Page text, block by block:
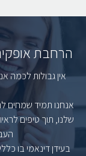
הרחבת
אין גבולות לכמה
אנחנו תמיד שמחים
שלנו, תוך טיפים
בעידן דינאמי בו